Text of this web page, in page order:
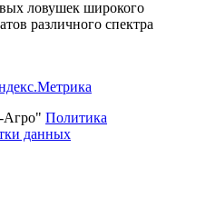
ловушек широкого
различного спектра
Агро" Политика
данных